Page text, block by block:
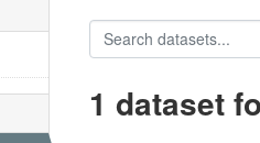
1 dataset